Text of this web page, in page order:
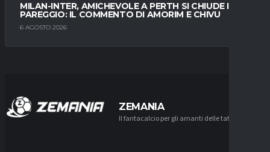
MILAN-INTER, AMICHEVOLE A PERTH SI CHIUDE IN
PAREGGIO: IL COMMENTO DI AMORIM E CHIVU
6 AGOSTO 2026
ZEMANIA
Il fantacalcio per gli amanti delle tattiche